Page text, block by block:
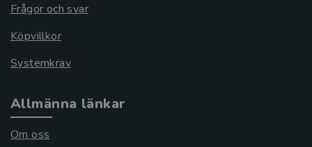
Frågor och svar
Köpvillkor
Systemkrav
Allmänna länkar
Om oss